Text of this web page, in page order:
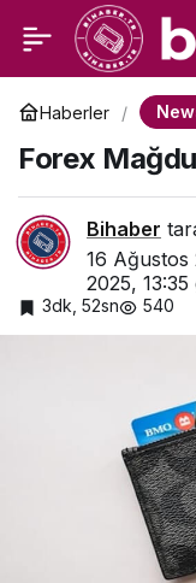
Haberler
Forex
Bihaber
16 Ağustos
2025, 13:35
3dk, 52sn 540
Beşiktaş Çilingir